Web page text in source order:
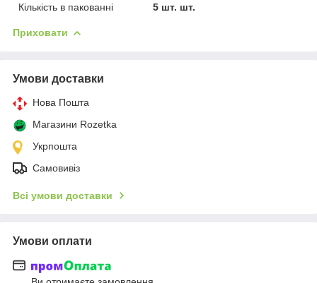
Кількість в пакованні
5 шт. шт.
Приховати
Умови доставки
Нова Пошта
Магазини Rozetka
Укрпошта
Самовивіз
Всі умови доставки
Умови оплати